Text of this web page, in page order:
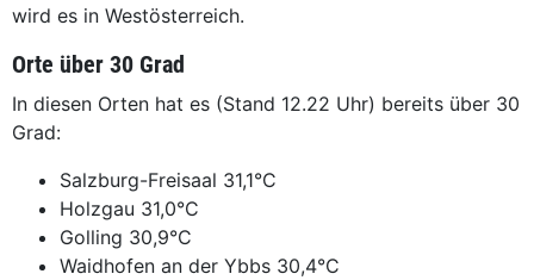
wird es in Westösterreich.
Orte über 30 Grad
In diesen Orten hat es (Stand 12.22 Uhr) bereits über 30
Grad:
Salzburg-Freisaal 31,1°C
Holzgau 31,0°C
Golling 30,9°C
Waidhofen an der Ybbs 30,4°C